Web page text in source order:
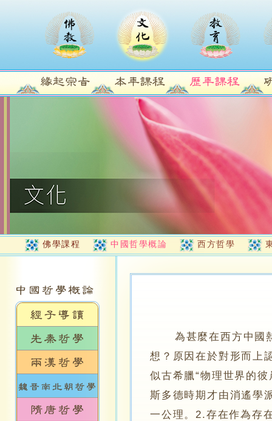
佛學課程 中國哲學概論 西方哲學
為甚麼在西方中國
想？原因在於對形而上
似古希臘“物理世界的
斯多德時期才由消遙學
一公理。2.存在作為存